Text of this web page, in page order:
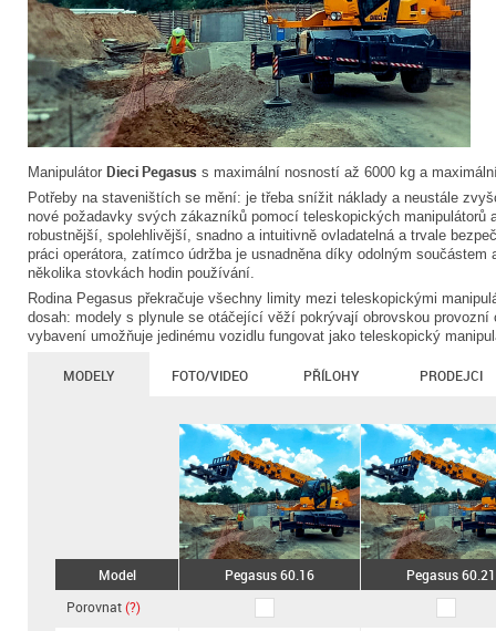
Manipulátor Dieci Pegasus s maximální nosností až 6000 kg a
Potřeby na staveništích se mění: je třeba snížit náklady a neustále
nové požadavky svých zákazníků pomocí teleskopických manipulátorů
robustnější, spolehlivější, snadno a intuitivně ovladatelná a trvale
práci operátora, zatímco údržba je usnadněna díky odolným součástem
několika stovkách hodin používání.
Rodina Pegasus překračuje všechny limity mezi teleskopickými
dosah: modely s plynule se otáčející věží pokrývají obrovskou provozní
vybavení umožňuje jedinému vozidlu fungovat jako teleskopický
MODELY FOTO/VIDEO PŘÍLOHY PRODEJCI
Model
Porovnat(?)
Pegasus 60.16 Pegasus 60.21